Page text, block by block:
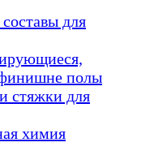
для
полы
стяжки для
химия